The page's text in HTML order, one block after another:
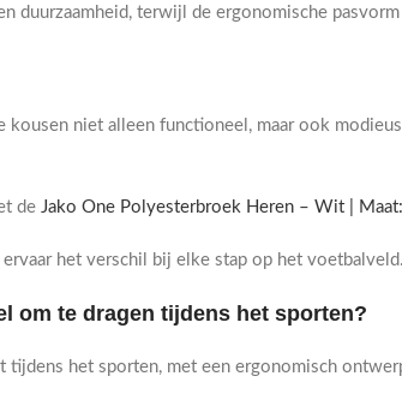
duurzaamheid, terwijl de ergonomische
niet alleen functioneel, maar ook
de Jako One Polyesterbroek Heren – Wit |
het verschil bij elke stap op het voetbalveld.
om te dragen tijdens het sporten?
het sporten, met een ergonomisch